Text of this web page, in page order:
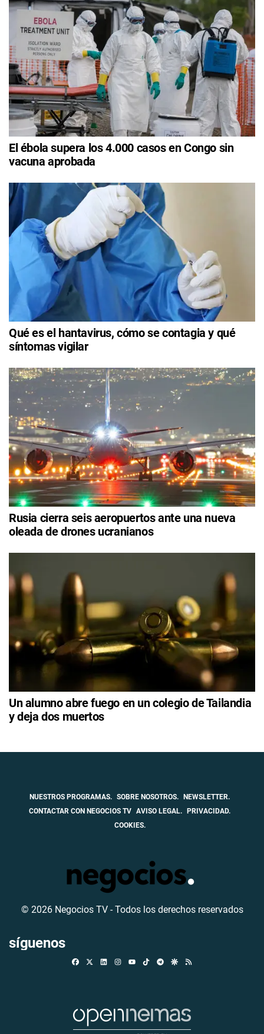
El ébola supera los 4.000 casos en Congo sin
vacuna aprobada
Qué es el hantavirus, cómo se contagia y qué
síntomas vigilar
Rusia cierra seis aeropuertos ante una nueva
oleada de drones ucranianos
Un alumno abre fuego en un colegio de Tailandia
y deja dos muertos
NUESTROS PROGRAMAS. SOBRE NOSOTROS.
NEWSLETTER.
CONTACTAR CON NEGOCIOS TV AVISO LEGAL.
PRIVACIDAD.
COOKIES.
© 2026 Negocios TV - Todos los derechos reservados
síguenos
FacebookLinkedinInstagramTikTokTelegramGoogle Discover